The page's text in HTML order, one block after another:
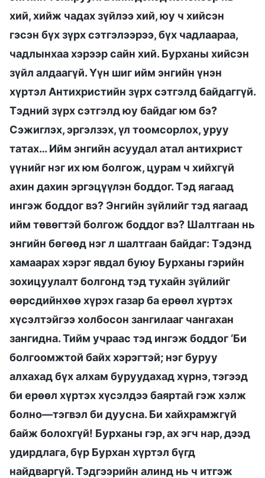
хий, хийж чадах зүйлээ хий, юу ч хийсэн
гэсэн бүх зүрх сэтгэлээрээ, бүх чадлаараа,
чадлынхаа хэрээр сайн хий. Бурханы хийсэн
зүйл алдаагүй. Үүн шиг ийм энгийн үнэн
хүртэл Антихристийн зүрх сэтгэлд байдаггүй.
Тэдний зүрх сэтгэлд юу байдаг юм бэ?
Сэжиглэх, эргэлзэх, үл тоомсорлох, уруу
татах… Ийм энгийн асуудал атал антихрист
үүнийг нэг их юм болгож, цурам ч хийхгүй
ахин дахин эргэцүүлэн боддог. Тэд яагаад
ингэж боддог вэ? Энгийн зүйлийг тэд яагаад
ийм төвөгтэй болгож боддог вэ? Шалтгаан нь
энгийн бөгөөд нэг л шалтгаан байдаг: Тэдэнд
хамаарах хэрэг явдал буюу Бурханы гэрийн
зохицуулалт болгонд тэд тухайн зүйлийг
өөрсдийнхөө хүрэх газар ба ерөөл хүртэх
хүсэлтэйгээ холбосон зангилааг чангахан
зангидна. Тийм учраас тэд ингэж боддог ‘Би
болгоомжтой байх хэрэгтэй; нэг буруу
алхахад бүх алхам буруудахад хүрнэ, тэгээд
би ерөөл хүртэх хүсэлдээ баяртай гэж хэлж
болно—тэгвэл би дуусна. Би хайхрамжгүй
байж болохгүй! Бурханы гэр, ах эгч нар, дээд
удирдлага, бүр Бурхан хүртэл бүгд
найдваргүй. Тэдгээрийн алинд нь ч итгэж